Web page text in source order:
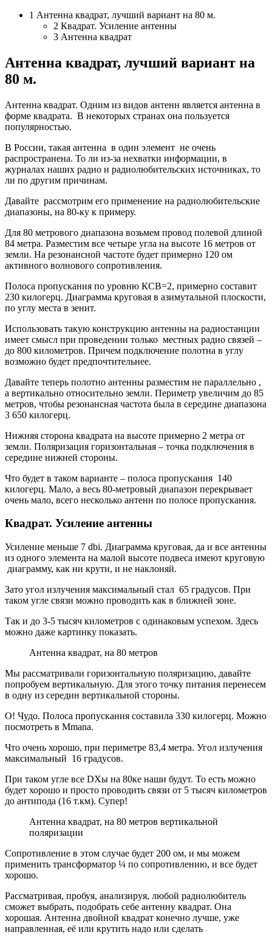
1 Антенна квадрат, лучший вариант на 80 м.
2 Квадрат. Усиление антенны
3 Антенна квадрат
Антенна квадрат, лучший вариант на
80 м.
Антенна квадрат. Одним из видов антенн является антенна в
форме квадрата. В некоторых странах она пользуется
популярностью.
В России, такая антенна в один элемент не очень
распространена. То ли из-за нехватки информации, в
журналах наших радио и радиолюбительских источниках, то
ли по другим причинам.
Давайте рассмотрим его применение на радиолюбительские
диапазоны, на 80-ку к примеру.
Для 80 метрового диапазона возьмем провод полевой длиной
84 метра. Разместим все четыре угла на высоте 16 метров от
земли. На резонансной частоте будет примерно 120 ом
активного волнового сопротивления.
Полоса пропускания по уровню КСВ=2, примерно составит
230 килогерц. Диаграмма круговая в азимутальной плоскости,
по углу места в зенит.
Использовать такую конструкцию антенны на радиостанции
имеет смысл при проведении только местных радио связей –
до 800 километров. Причем подключение полотна в углу
возможно будет предпочтительнее.
Давайте теперь полотно антенны разместим не параллельно ,
а вертикально относительно земли. Периметр увеличим до 85
метров, чтобы резонансная частота была в середине диапазона
3 650 килогерц.
Нижняя сторона квадрата на высоте примерно 2 метра от
земли. Поляризация горизонтальная – точка подключения в
середине нижней стороны.
Что будет в таком варианте – полоса пропускания 140
килогерц. Мало, а весь 80-метровый диапазон перекрывает
очень мало, всего несколько антенн по полосе пропускания.
Квадрат. Усиление антенны
Усиление меньше 7 dbi. Диаграмма круговая, да и все антенны
из одного элемента на малой высоте подвеса имеют круговую
диаграмму, как ни крути, и не наклоняй.
Зато угол излучения максимальный стал 65 градусов. При
таком угле связи можно проводить как в ближней зоне.
Так и до 3-5 тысяч километров с одинаковым успехом. Здесь
можно даже картинку показать.
Антенна квадрат, на 80 метров
Мы рассматривали горизонтальную поляризацию, давайте
попробуем вертикальную. Для этого точку питания перенесем
в одну из середин вертикальной стороны.
О! Чудо. Полоса пропускания составила 330 килогерц. Можно
посмотреть в Mmana.
Что очень хорошо, при периметре 83,4 метра. Угол излучения
максимальный 16 градусов.
При таком угле все DXы на 80ке наши будут. То есть можно
будет хорошо и просто проводить связи от 5 тысяч километров
до антипода (16 т.км). Супер!
Антенна квадрат, на 80 метров вертикальной
поляризации
Сопротивление в этом случае будет 200 ом, и мы можем
применить трансформатор ¼ по сопротивлению, и все будет
хорошо.
Рассматривая, пробуя, анализируя, любой радиолюбитель
сможет выбрать, подобрать себе антенну квадрат. Она
хорошая. Антенна двойной квадрат конечно лучше, уже
направленная, её или крутить надо или сделать